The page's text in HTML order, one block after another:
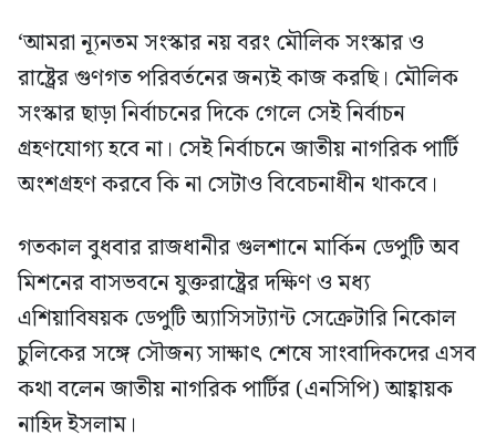
‘আমরা ন্যূনতম সংস্কার নয় বরং মৌলিক সংস্কার ও
রাষ্ট্রের গুণগত পরিবর্তনের জন্যই কাজ করছি। মৌলিক
সংস্কার ছাড়া নির্বাচনের দিকে গেলে সেই নির্বাচন
গ্রহণযোগ্য হবে না। সেই নির্বাচনে জাতীয় নাগরিক পার্টি
অংশগ্রহণ করবে কি না সেটাও বিবেচনাধীন থাকবে।
গতকাল বুধবার রাজধানীর গুলশানে মার্কিন ডেপুটি অব
মিশনের বাসভবনে যুক্তরাষ্ট্রের দক্ষিণ ও মধ্য
এশিয়াবিষয়ক ডেপুটি অ্যাসিসট্যান্ট সেক্রেটারি নিকোল
চুলিকের সঙ্গে সৌজন্য সাক্ষাৎ শেষে সাংবাদিকদের এসব
কথা বলেন জাতীয় নাগরিক পার্টির (এনসিপি) আহ্বায়ক
নাহিদ ইসলাম।